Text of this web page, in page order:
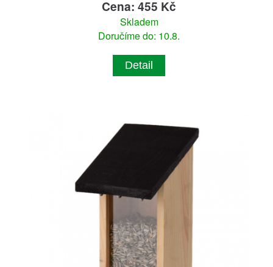
Cena: 455 Kč
Skladem
Doručíme do: 10.8.
Detail